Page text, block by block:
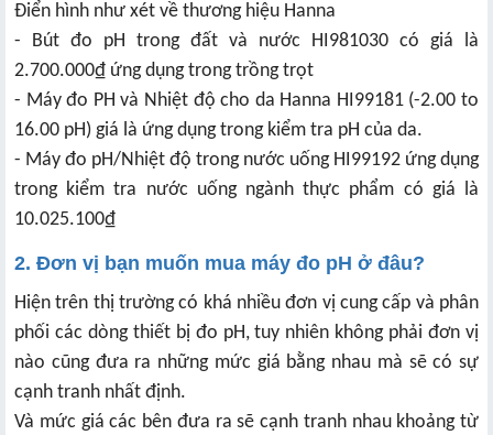
Điển hình như xét về thương hiệu Hanna
- Bút đo pH trong đất và nước HI981030 có giá là
2.700.000₫ ứng dụng trong trồng trọt
- Máy đo PH và Nhiệt độ cho da Hanna HI99181 (-2.00 to
16.00 pH) giá là ứng dụng trong kiểm tra pH của da.
- Máy đo pH/Nhiệt độ trong nước uống HI99192 ứng dụng
trong kiểm tra nước uống ngành thực phẩm có giá là
10.025.100₫
2. Đơn vị bạn muốn mua máy đo pH ở đâu?
Hiện trên thị trường có khá nhiều đơn vị cung cấp và phân
phối các dòng thiết bị đo pH, tuy nhiên không phải đơn vị
nào cũng đưa ra những mức giá bằng nhau mà sẽ có sự
cạnh tranh nhất định.
Và mức giá các bên đưa ra sẽ cạnh tranh nhau khoảng từ